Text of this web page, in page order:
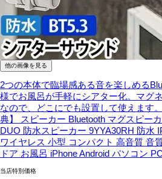
他の画像を見る
2つの本体で臨場感ある音を楽しめる
様でお風呂が手軽にシアター化。マグ
なので、どこにでも設置して使えます。
典】 スピーカー Bluetooth マグスピー
DUO 防水スピーカー 9YYA30RH 防水
ワイヤレス 小型 コンパクト 高音質 音
ドア お風呂 iPhone Android パソコン
当店特別価格